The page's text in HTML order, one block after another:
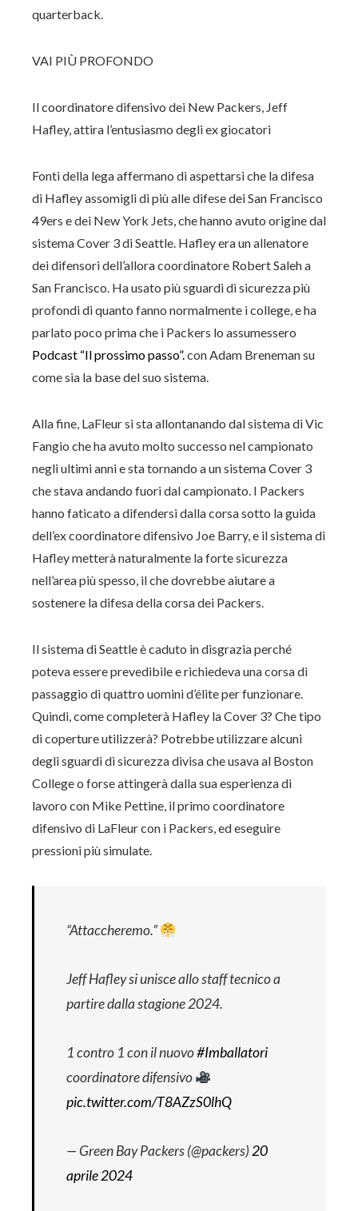
quarterback.
VAI PIÙ PROFONDO
Il coordinatore difensivo dei New Packers, Jeff
Hafley, attira l’entusiasmo degli ex giocatori
Fonti della lega affermano di aspettarsi che la difesa
di Hafley assomigli di più alle difese dei San Francisco
49ers e dei New York Jets, che hanno avuto origine dal
sistema Cover 3 di Seattle. Hafley era un allenatore
dei difensori dell’allora coordinatore Robert Saleh a
San Francisco. Ha usato più sguardi di sicurezza più
profondi di quanto fanno normalmente i college, e ha
parlato poco prima che i Packers lo assumessero
Podcast “Il prossimo passo”.con Adam Breneman su
come sia la base del suo sistema.
Alla fine, LaFleur si sta allontanando dal sistema di Vic
Fangio che ha avuto molto successo nel campionato
negli ultimi anni e sta tornando a un sistema Cover 3
che stava andando fuori dal campionato. I Packers
hanno faticato a difendersi dalla corsa sotto la guida
dell’ex coordinatore difensivo Joe Barry, e il sistema di
Hafley metterà naturalmente la forte sicurezza
nell’area più spesso, il che dovrebbe aiutare a
sostenere la difesa della corsa dei Packers.
Il sistema di Seattle è caduto in disgrazia perché
poteva essere prevedibile e richiedeva una corsa di
passaggio di quattro uomini d’élite per funzionare.
Quindi, come completerà Hafley la Cover 3? Che tipo
di coperture utilizzerà? Potrebbe utilizzare alcuni
degli sguardi di sicurezza divisa che usava al Boston
College o forse attingerà dalla sua esperienza di
lavoro con Mike Pettine, il primo coordinatore
difensivo di LaFleur con i Packers, ed eseguire
pressioni più simulate.
“Attaccheremo.”
Jeff Hafley si unisce allo staff tecnico a
partire dalla stagione 2024.
1 contro 1 con il nuovo#Imballatori
coordinatore difensivo
pic.twitter.com/T8AZzS0lhQ
— Green Bay Packers (@packers) 20
aprile 2024